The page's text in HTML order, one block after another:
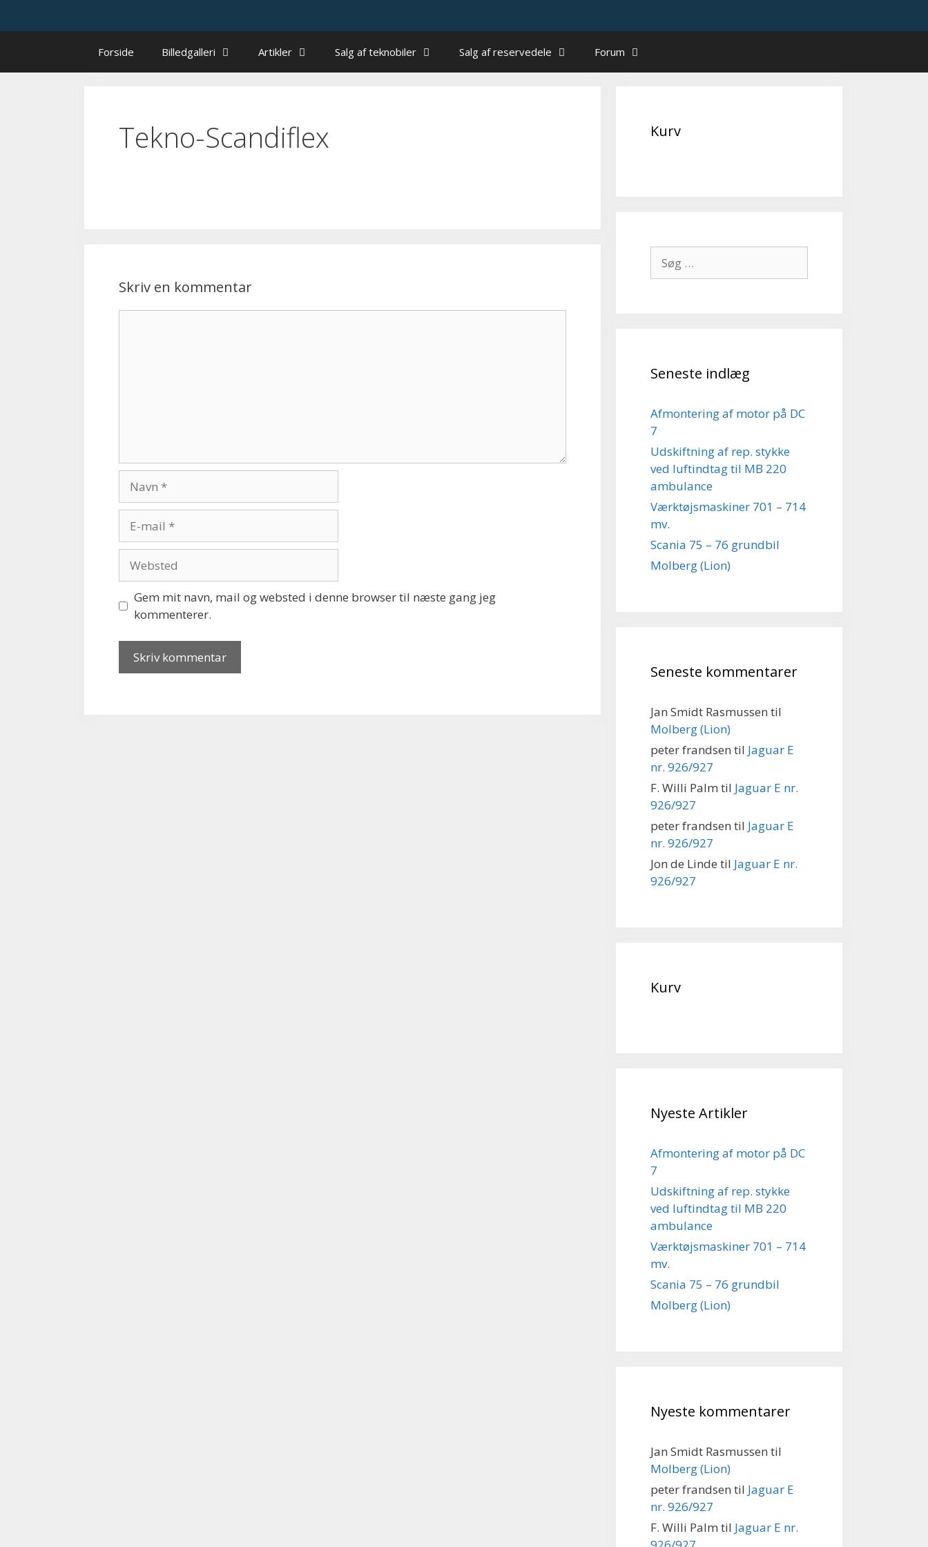
Forside Billedgalleri Artikler Salg af teknobiler Salg af reservedele Forum
Tekno-Scandiflex
Skriv en kommentar
mail
Gem mit navn, mail og websted i denne browser til næste gang jeg
kommenterer.
Kurv
efter:
Seneste indlæg
Afmontering af motor på DC
7
Udskiftning af rep. stykke
ved luftindtag til MB 220
ambulance
Værktøjsmaskiner 701 – 714
mv.
Scania 75 – 76 grundbil
Molberg (Lion)
Seneste kommentarer
Jan Smidt Rasmussen til
Molberg (Lion)
peter frandsen til Jaguar E
nr. 926/927
F. Willi Palm til Jaguar E nr.
926/927
peter frandsen til Jaguar E
nr. 926/927
Jon de Linde til Jaguar E nr.
926/927
Kurv
Nyeste Artikler
Afmontering af motor på DC
7
Udskiftning af rep. stykke
ved luftindtag til MB 220
ambulance
Værktøjsmaskiner 701 – 714
mv.
Scania 75 – 76 grundbil
Molberg (Lion)
Nyeste kommentarer
Jan Smidt Rasmussen til
Molberg (Lion)
peter frandsen til Jaguar E
nr. 926/927
F. Willi Palm til Jaguar E nr.